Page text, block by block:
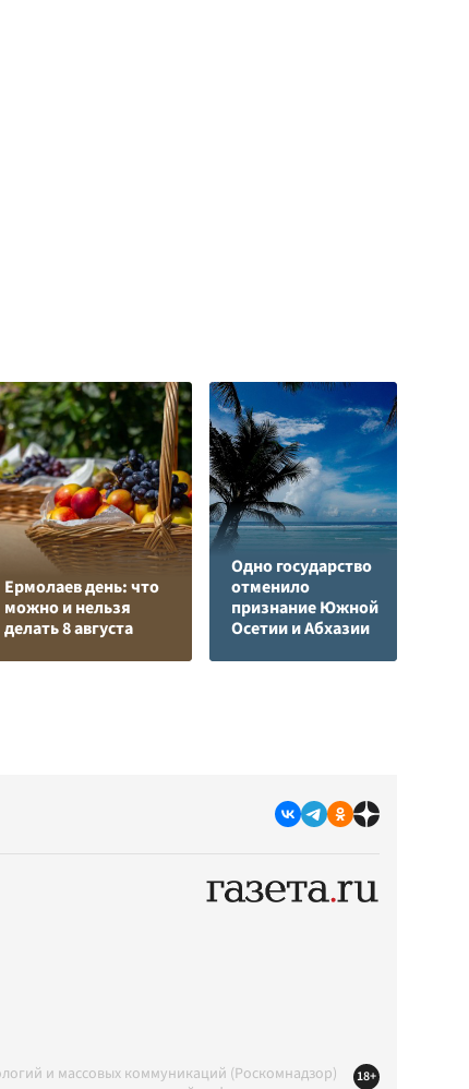
Ермолаев день: что
можно и нельзя
делать 8 августа
Одно государство
отменило
признание Южной
Осетии и Абхазии
и массовых коммуникаций (Роскомнадзор)
18+